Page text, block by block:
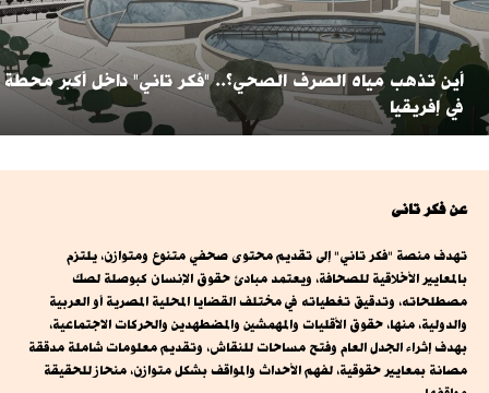
أين تذهب مياه الصرف الصحي؟.. "فكر تاني" داخل أكبر محطة
في إفريقيا
عن فكر تانى
تهدف منصة "فكر تاني" إلى تقديم محتوى صحفي متنوع ومتوازن، يلتزم
بالمعايير الأخلاقية للصحافة، ويعتمد مبادئ حقوق الإنسان كبوصلة لصك
مصطلحاته، وتدقيق تغطياته في مختلف القضايا المحلية المصرية أو العربية
والدولية، منها، حقوق الأقليات والمهمشين والمضطهدين والحركات الاجتماعية،
بهدف إثراء الجدل العام وفتح مساحات للنقاش، وتقديم معلومات شاملة مدققة
مصانة بمعايير حقوقية، لفهم الأحداث والمواقف بشكل متوازن، منحاز للحقيقة